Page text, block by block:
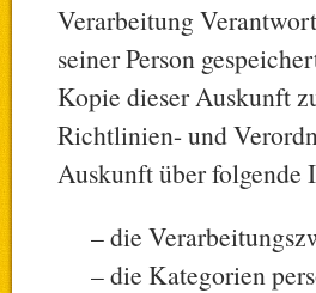
Verarbeitung
seiner Person
Kopie dieser Auskunft
Richtlinien- und
Auskunft über folgende
– die
– die Kategorien